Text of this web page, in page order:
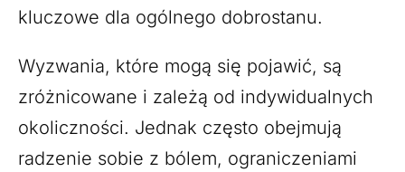
kluczowe dla ogólnego dobrostanu.
Wyzwania, które mogą się pojawić, są
zróżnicowane i zależą od indywidualnych
okoliczności. Jednak często obejmują
radzenie sobie z bólem, ograniczeniami